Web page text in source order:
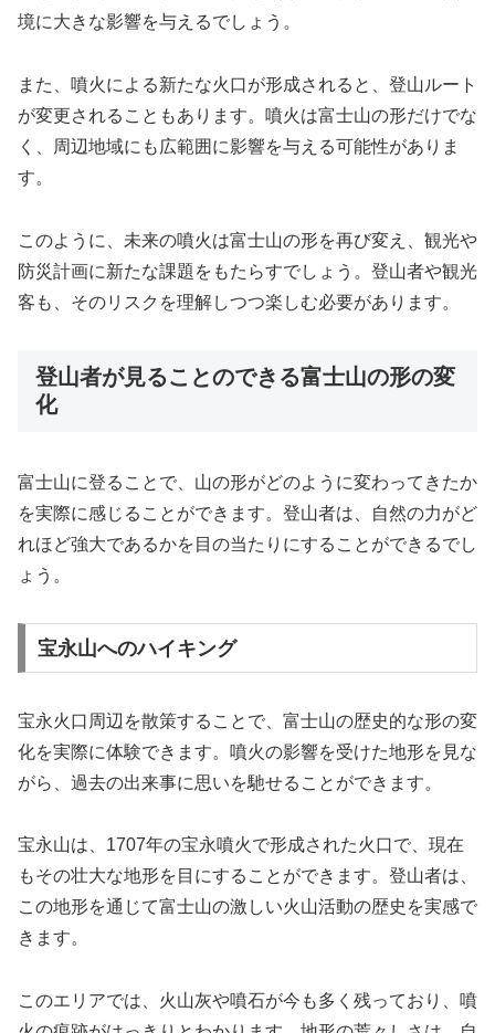
境に大きな影響を与えるでしょう。
また、噴火による新たな火口が形成されると、登山ルート
が変更されることもあります。噴火は富士山の形だけでな
く、周辺地域にも広範囲に影響を与える可能性がありま
す。
このように、未来の噴火は富士山の形を再び変え、観光や
防災計画に新たな課題をもたらすでしょう。登山者や観光
客も、そのリスクを理解しつつ楽しむ必要があります。
登山者が見ることのできる富士山の形の変
化
富士山に登ることで、山の形がどのように変わってきたか
を実際に感じることができます。登山者は、自然の力がど
れほど強大であるかを目の当たりにすることができるでし
ょう。
宝永山へのハイキング
宝永火口周辺を散策することで、富士山の歴史的な形の変
化を実際に体験できます。噴火の影響を受けた地形を見な
がら、過去の出来事に思いを馳せることができます。
宝永山は、1707年の宝永噴火で形成された火口で、現在
もその壮大な地形を目にすることができます。登山者は、
この地形を通じて富士山の激しい火山活動の歴史を実感で
きます。
このエリアでは、火山灰や噴石が今も多く残っており、噴